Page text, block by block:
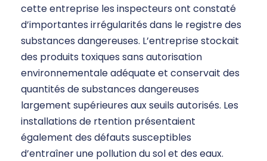
cette entreprise les inspecteurs ont constaté
d’importantes irrégularités dans le registre des
substances dangereuses. L’entreprise stockait
des produits toxiques sans autorisation
environnementale adéquate et conservait des
quantités de substances dangereuses
largement supérieures aux seuils autorisés. Les
installations de rtention présentaient
également des défauts susceptibles
d’entraîner une pollution du sol et des eaux.